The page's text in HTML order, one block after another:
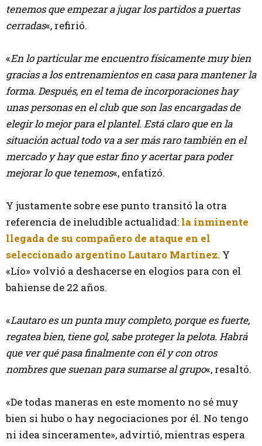
tenemos que empezar a jugar los partidos a puertas
cerradas«, refirió.
«En lo particular me encuentro físicamente muy bien
gracias a los entrenamientos en casa para mantener la
forma. Después, en el tema de incorporaciones hay
unas personas en el club que son las encargadas de
elegir lo mejor para el plantel. Está claro que en la
situación actual todo va a ser más raro también en el
mercado y hay que estar fino y acertar para poder
mejorar lo que tenemos«, enfatizó.
Y justamente sobre ese punto transitó la otra
referencia de ineludible actualidad: la inminente
llegada de su compañero de ataque en el
seleccionado argentino Lautaro Martínez. Y
«Lío» volvió a deshacerse en elogios para con el
bahiense de 22 años.
«Lautaro es un punta muy completo, porque es fuerte,
regatea bien, tiene gol, sabe proteger la pelota. Habrá
que ver qué pasa finalmente con él y con otros
nombres que suenan para sumarse al grupo«, resaltó.
«De todas maneras en este momento no sé muy
bien si hubo o hay negociaciones por él. No tengo
ni idea sinceramente», advirtió, mientras espera